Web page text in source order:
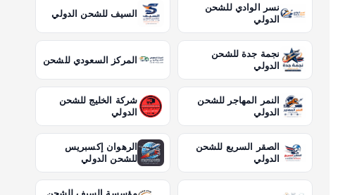
نسر الوادي للشحن
الدولي
السيف للشحن الدولي
نجمة جدة للشحن
الدولي
المركز السعودي للشحن
النمر المهاجر للشحن
الدولي
شركة الخليج للشحن
الدولي
الصقر السريع للشحن
الدولي
الرهوان إكسبريس
للشحن الدولي